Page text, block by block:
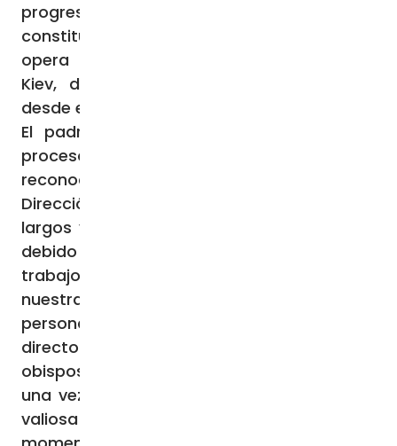
progresivamente. La nueva Dirección fue
constituida en marzo de 2025 y, por ahora,
opera desde la Nunciatura Apostólica en
Kiev, donde el misionero presta servicio
desde el pasado verano.
El padre Luca Bovio afirma: “Aunque los
procesos burocráticos para el
reconocimiento jurídico de nuestra
Dirección por parte del Estado suelen ser
largos y se han vuelto aún más complejos
debido al conflicto en curso, nuestro
trabajo se está desarrollando. Siguiendo
nuestra propuesta, se están identificando
personas que pueden ser nombradas
directores diocesanos por sus respectivos
obispos. Se trata de colaboradores que,
una vez formados, desempeñan una labor
valiosa y capilar en cada diócesis. Hasta el